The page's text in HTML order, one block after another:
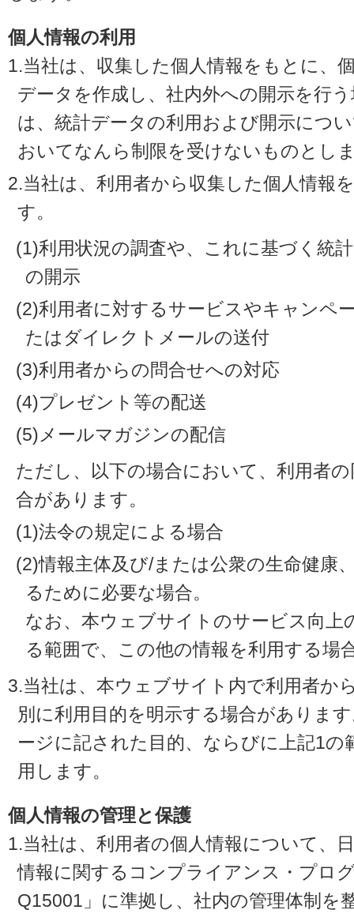
個人情報の利用
1.当社は、収集した個人情報をもとに、
データを作成し、社内外への開示を行
は、統計データの利用および開示につ
おいてなんら制限を受けないものとし
2.当社は、利用者から収集した個人情報
す。
(1)利用状況の調査や、これに基づく統
の開示
(2)利用者に対するサービスやキャンペ
たはダイレクトメールの送付
(3)利用者からの問合せへの対応
(4)プレゼント等の配送
(5)メールマガジンの配信
ただし、以下の場合において、利用者
合があります。
(1)法令の規定による場合
(2)情報主体及び/または公衆の生命健康
るために必要な場合。
なお、本ウェブサイトのサービス向上
る範囲で、この他の情報を利用する場
3.当社は、本ウェブサイト内で利用者か
別に利用目的を明示する場合がありま
ージに記された目的、ならびに上記1の
用します。
個人情報の管理と保護
1.当社は、利用者の個人情報について、
情報に関するコンプライアンス・プロ
Q15001」に準拠し、社内の管理体制を